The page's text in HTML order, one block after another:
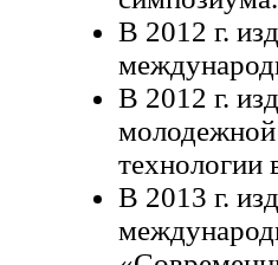
В 2012 г.
В 2012 г.
технологии
В 2013 г.